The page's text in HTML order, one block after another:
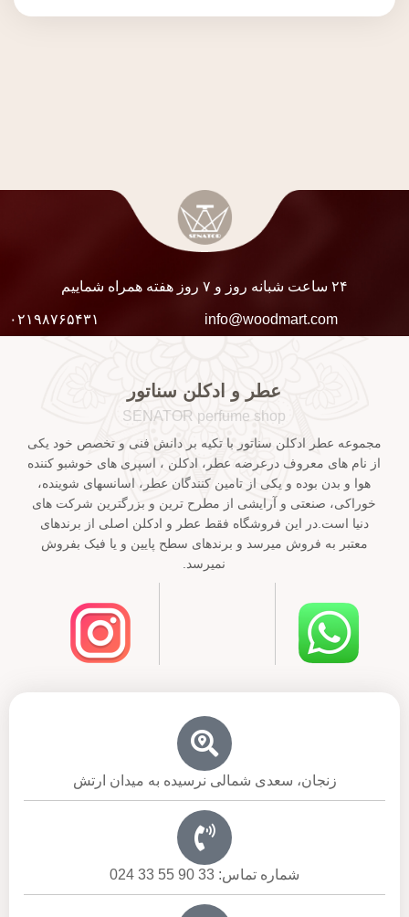
۲۴ ساعت شبانه روز و ۷ روز هفته همراه شماییم
info@woodmart.com ۰۲۱۹۸۷۶۵۴۳۱
عطر و ادکلن سناتور
SENATOR perfume shop
مجموعه عطر ادکلن سناتور با تکیه بر دانش فنی و تخصص خود یکی
از نام های معروف درعرضه عطر، ادکلن ، اسپری های خوشبو کننده
هوا و بدن بوده و یکی از تامین کنندگان عطر، اسانسهای شوینده،
خوراکی، صنعتی و آرایشی از مطرح ترین و بزرگترین شرکت های
دنیا است.در این فروشگاه فقط عطر و ادکلن اصلی از برندهای
معتبر به فروش میرسد و برندهای سطح پایین و یا فیک بفروش
نمیرسد.
زنجان، سعدی شمالی نرسیده به میدان ارتش
شماره تماس: 33 90 55 33 024